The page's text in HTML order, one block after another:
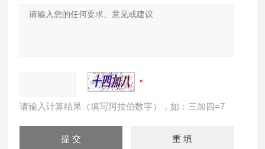
请输入计算结果（填写阿拉伯数字），如：三加四=7